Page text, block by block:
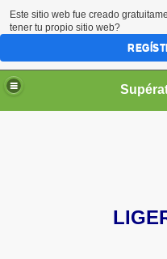
Este sitio web fue creado
tener tu propio sitio web?